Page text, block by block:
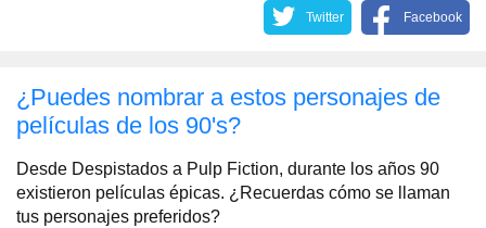
Twitter Facebook
¿Puedes nombrar a estos personajes de
películas de los 90's?
Desde Despistados a Pulp Fiction, durante los años 90
existieron películas épicas. ¿Recuerdas cómo se llaman
tus personajes preferidos?